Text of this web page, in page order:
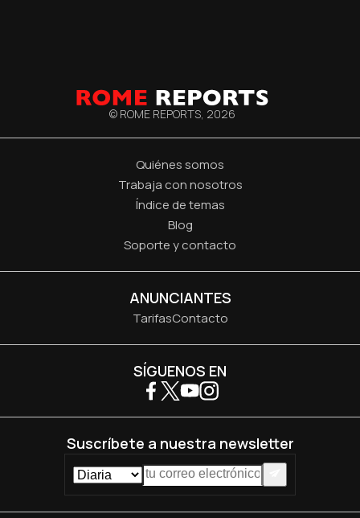
© ROME REPORTS, 2026
Quiénes somos
Trabaja con nosotros
Índice de temas
Blog
Soporte y contacto
ANUNCIANTES
TarifasContacto
SÍGUENOS EN
Suscríbete a nuestra newsletter